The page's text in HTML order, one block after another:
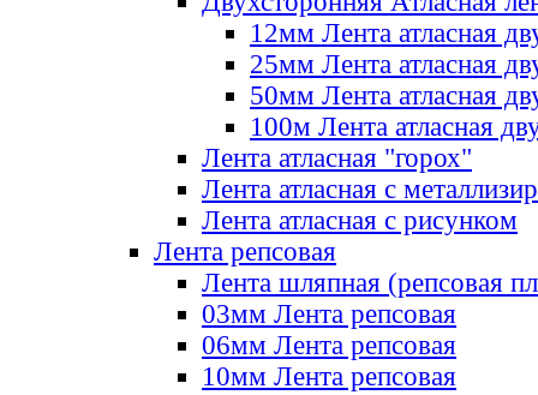
12мм Лента атласная
25мм Лента атласная
50мм Лента атласная
100м Лента атласная
Лента атласная "горох"
Лента атласная с
Лента атласная с рисунком
Лента репсовая
Лента шляпная (репсовая
03мм Лента репсовая
06мм Лента репсовая
10мм Лента репсовая